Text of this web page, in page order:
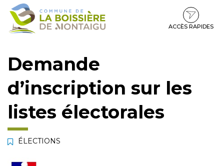
Gestion des traceurs
Aller
Aller
contenu
Aller
pied
ACCÈS RAPIDES
Demande
d’inscription sur les
listes électorales
ÉLECTIONS